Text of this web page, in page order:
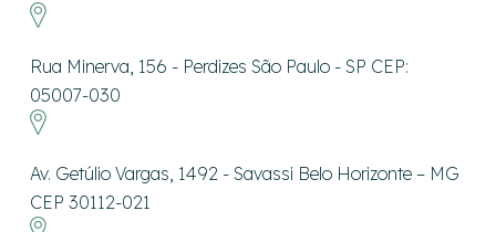
Rua Minerva, 156 - Perdizes São Paulo - SP CEP:
05007-030
Av. Getúlio Vargas, 1492 - Savassi Belo Horizonte – MG
CEP 30112-021